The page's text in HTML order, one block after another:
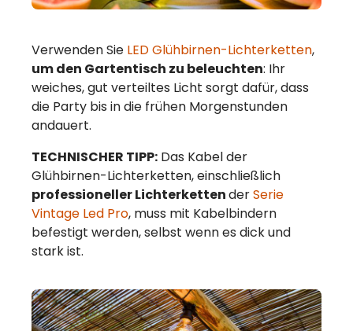
Verwenden Sie LED Glühbirnen-Lichterketten,
um den Gartentisch zu beleuchten: Ihr
weiches, gut verteiltes Licht sorgt dafür, dass
die Party bis in die frühen Morgenstunden
andauert.
TECHNISCHER TIPP: Das Kabel der
Glühbirnen-Lichterketten, einschließlich
professioneller LichterkettenderSerie
Vintage Led Pro, muss mit Kabelbindern
befestigt werden, selbst wenn es dick und
stark ist.